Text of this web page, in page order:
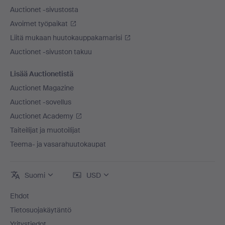
Auctionet -sivustosta
Avoimet työpaikat
Liitä mukaan huutokauppakamarisi
Auctionet -sivuston takuu
Lisää Auctionetistä
Auctionet Magazine
Auctionet -sovellus
Auctionet Academy
Taiteilijat ja muotoilijat
Teema- ja vasarahuutokaupat
Suomi USD
Ehdot
Tietosuojakäytäntö